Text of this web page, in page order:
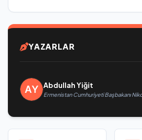
YAZARLAR
Abdullah Yiğit
Ermenistan Cumhuriyeti Başbakanı